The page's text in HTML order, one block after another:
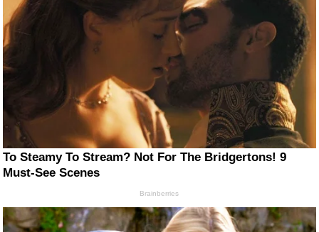
To Steamy To Stream? Not For The Bridgertons! 9
Must-See Scenes
Brainberries